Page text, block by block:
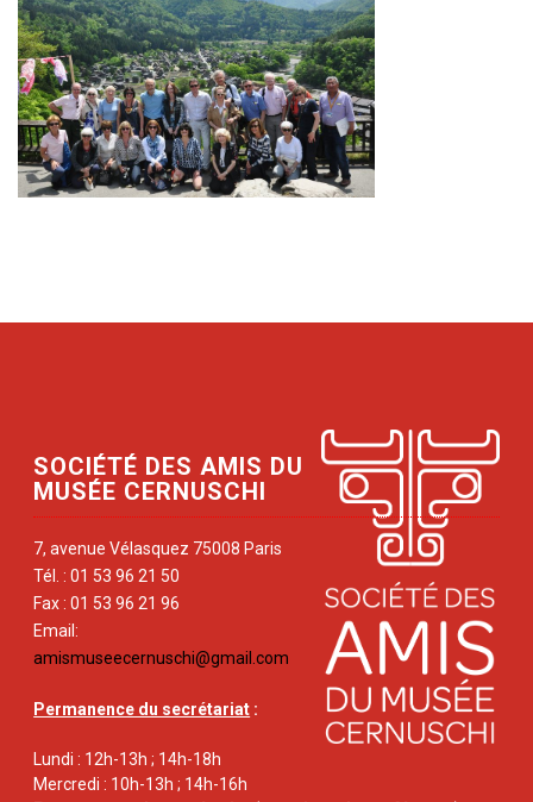
SOCIÉTÉ DES AMIS DU
MUSÉE CERNUSCHI
7, avenue Vélasquez 75008 Paris
Tél. : 01 53 96 21 50
Fax : 01 53 96 21 96
Email:
amismuseecernuschi@gmail.com
Permanence du secrétariat :
Lundi : 12h-13h ; 14h-18h
Mercredi : 10h-13h ; 14h-16h